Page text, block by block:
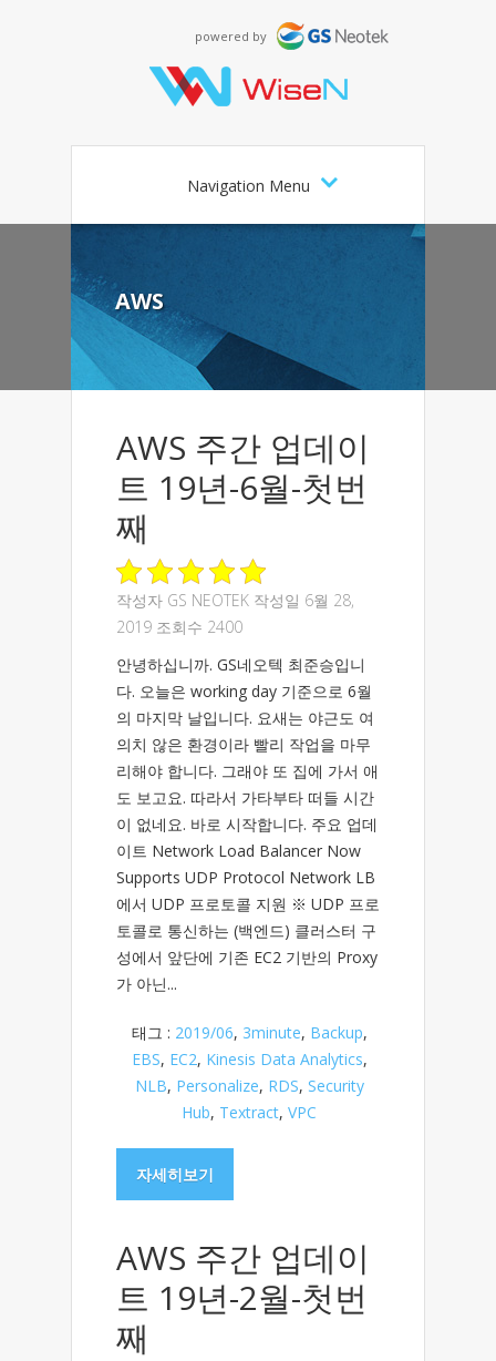
powered by
Navigation Menu
AWS
AWS 주간 업데이
트 19년-6월-첫번
째
작성자 GS NEOTEK 작성일 6월 28,
2019 조회수 2400
안녕하십니까. GS네오텍 최준승입니
다. 오늘은 working day 기준으로 6월
의 마지막 날입니다. 요새는 야근도 여
의치 않은 환경이라 빨리 작업을 마무
리해야 합니다. 그래야 또 집에 가서 애
도 보고요. 따라서 가타부타 떠들 시간
이 없네요. 바로 시작합니다. 주요 업데
이트 Network Load Balancer Now
Supports UDP Protocol Network LB
에서 UDP 프로토콜 지원 ※ UDP 프로
토콜로 통신하는 (백엔드) 클러스터 구
성에서 앞단에 기존 EC2 기반의 Proxy
가 아닌...
태그 : 2019/06, 3minute, Backup,
EBS, EC2, Kinesis Data Analytics,
NLB, Personalize, RDS, Security
Hub, Textract, VPC
자세히보기
AWS 주간 업데이
트 19년-2월-첫번
째